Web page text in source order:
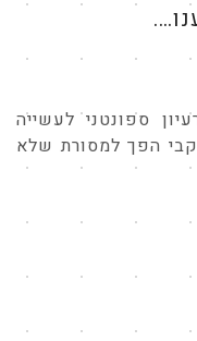
ספונטני לעשייה
הפך למסורת שלא